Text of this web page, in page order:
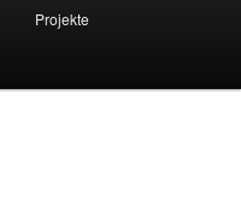
Projekte